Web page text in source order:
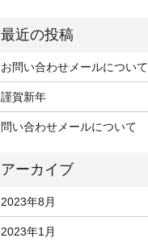
お問い合わせメールについて
謹賀新年
問い合わせメールについて
2023年8月
2023年1月